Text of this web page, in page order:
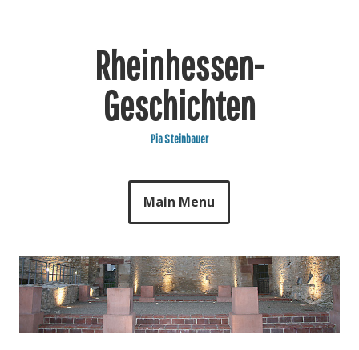
Rheinhessen-
Geschichten
Pia Steinbauer
Main Menu